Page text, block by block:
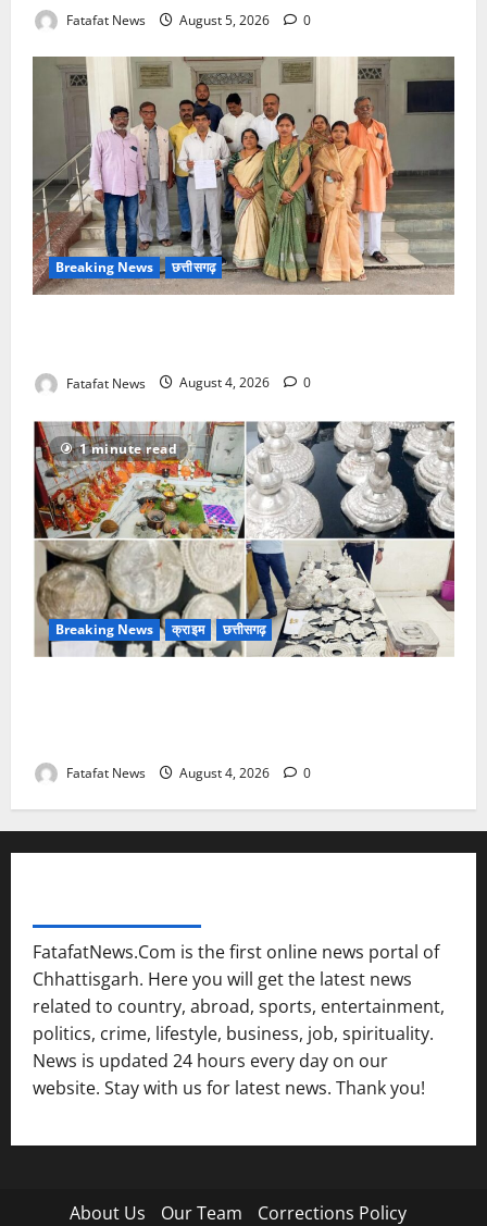
Fatafat News August 5, 2026 0
Breaking News छत्तीसगढ़
Fatafat News August 4, 2026 0
1 minute read
Breaking News क्राइम छत्तीसगढ़
Fatafat News August 4, 2026 0
FatafatNews.Com is the first online news portal of
Chhattisgarh. Here you will get the latest news
related to country, abroad, sports, entertainment,
politics, crime, lifestyle, business, job, spirituality.
News is updated 24 hours every day on our
website. Stay with us for latest news. Thank you!
About Us Our Team
Corrections Policy